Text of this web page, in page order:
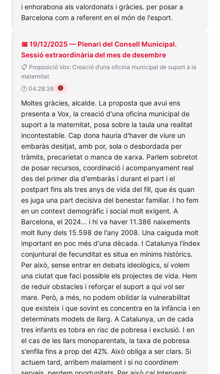
i enhorabona als valordonats i gràcies. per posar a
Barcelona com a referent en el món de l'esport.
📅 19/12/2025 — Plenari del Consell Municipal.
Sessió extraordinària del mes de desembre
📋 Proposició Vox: Creació d’una oficina municipal de suport a la
maternitat
🕐 04:28:38 🔴
Moltes gràcies, alcalde. La proposta que avui ens
presenta a Vox, la creació d'una oficina municipal de
suport a la maternitat, posa sobre la taula una realitat
incontestable. Cap dona hauria d'haver de viure un
embaràs desitjat, amb por, sola o desbordada per
tràmits, precarietat o manca de xarxa. Parlem sobretot
de posar recursos, coordinació i acompanyament real
des del primer dia d'embaràs i durant el part i el
postpart fins als tres anys de vida del fill, que és quan
es juga una part decisiva del benestar familiar. I ho fem
en un context demogràfic i social molt exigent. A
Barcelona, el 2024... i hi va haver 11.386 naixements
molt lluny dels 15.598 de l'any 2008. Una caiguda molt
important en poc més d'una dècada. I Catalunya l'índex
conjuntural de fecunditat es situa en mínims històrics.
Per això, sense entrar en debats ideològics, sí volem
una ciutat que faci possible els projectes de vida. Hem
de reduir obstacles i reforçar el suport a qui vol ser
mare. Però, a més, no podem oblidar la vulnerabilitat
que existeix i que sovint es concentra en la infància i en
determinats models de llarg. A Catalunya, un de cada
tres infants es tobra en risc de pobresa i exclusió. I en
el cas de les llars monoparentals, la taxa de pobresa
s'enfila fins a prop del 42%. Això obliga a ser clars. Si
actuem tard, arribem malament i si no coordinem